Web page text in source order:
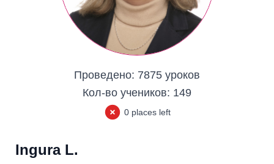
Проведено: 7875 уроков
Кол-во учеников: 149
0 places left
Ingura L.